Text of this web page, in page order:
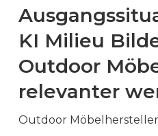
KI Milieu
Outdoor
relevanter
Outdoor